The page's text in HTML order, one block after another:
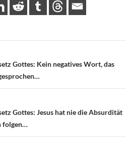
Gottes: Kein negatives Wort, das
Gottes: Jesus hat nie die Absurdität
folgen…